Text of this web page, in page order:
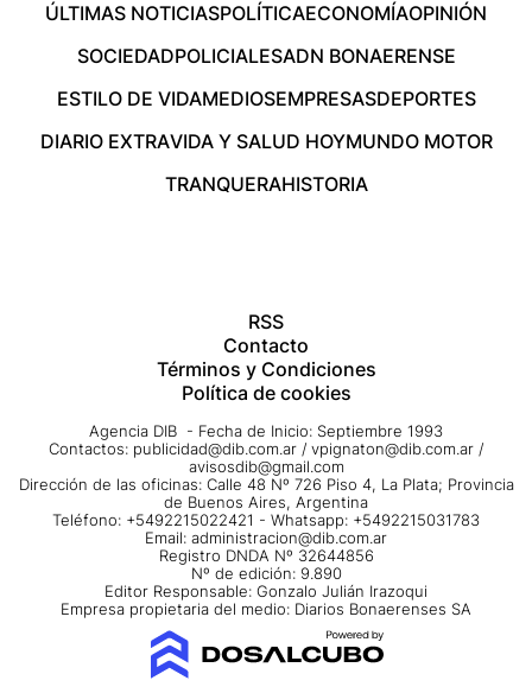
ÚLTIMAS NOTICIASPOLÍTICAECONOMÍAOPINIÓN
SOCIEDADPOLICIALESADN BONAERENSE
ESTILO DE VIDAMEDIOSEMPRESASDEPORTES
DIARIO EXTRAVIDA Y SALUD HOYMUNDO MOTOR
TRANQUERAHISTORIA
RSS
Contacto
Términos y Condiciones
Política de cookies
Agencia DIB - Fecha de Inicio: Septiembre 1993
Contactos: publicidad@dib.com.ar / vpignaton@dib.com.ar /
avisosdib@gmail.com
Dirección de las oficinas: Calle 48 Nº 726 Piso 4, La Plata; Provincia
de Buenos Aires, Argentina
Teléfono: +5492215022421 - Whatsapp: +5492215031783
Email: administracion@dib.com.ar
Registro DNDA Nº 32644856
Nº de edición: 9.890
Editor Responsable: Gonzalo Julián Irazoqui
Empresa propietaria del medio: Diarios Bonaerenses SA